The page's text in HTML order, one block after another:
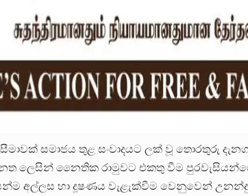
සමාජය තුළ සංවාදයට ලක් වූ තොරතුරු
ලෙසින් නෛතික රාමුවට එකතු වීම
අල්ලස හා දූෂණය වැළැක්වීම වෙනුවෙන්